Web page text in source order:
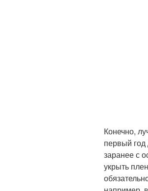
Конечно,
первый
заранее с
укрыть